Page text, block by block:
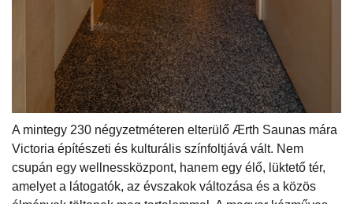
A mintegy 230 négyzetméteren elterülő Ærth Saunas mára
Victoria építészeti és kulturális színfoltjává vált. Nem
csupán egy wellnessközpont, hanem egy élő, lüktető tér,
amelyet a látogatók, az évszakok változása és a közös